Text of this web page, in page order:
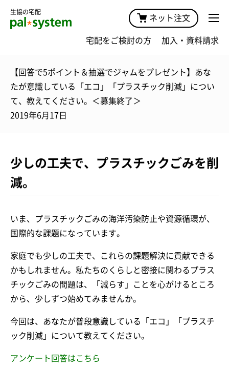
生協の宅配
ネット注文
宅配をご検討の方 加入・資料請求
【回答で5ポイント＆抽選でジャムをプレゼント】あな
たが意識している「エコ」「プラスチック削減」につい
て、教えてください。＜募集終了＞
2019年6月17日
少しの工夫で、プラスチックごみを削
減。
いま、プラスチックごみの海洋汚染防止や資源循環が、
国際的な課題になっています。
家庭でも少しの工夫で、これらの課題解決に貢献できる
かもしれません。私たちのくらしと密接に関わるプラス
チックごみの問題は、「減らす」ことを心がけるところ
から、少しずつ始めてみませんか。
今回は、あなたが普段意識している「エコ」「プラスチ
ック削減」について教えてください。
アンケート回答はこちら